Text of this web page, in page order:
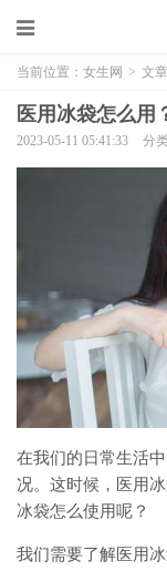
当前位置： 女生网 > 文章
医用冰袋怎么用
2023-05-11 05:41:33 分
在我们的日常生活
况。这时候，医用
冰袋怎么使用呢？
我们需要了解医用